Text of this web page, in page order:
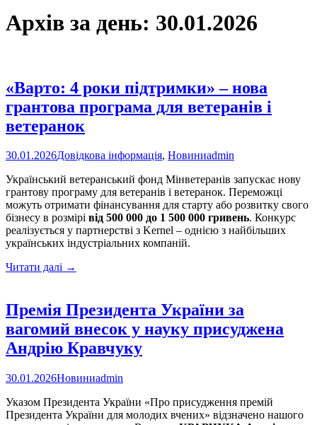
Архів за день: 30.01.2026
«Варто: 4 роки підтримки» – нова
грантова програма для ветеранів і
ветеранок
30.01.2026Довідкова інформація, Новиниadmin
Український ветеранський фонд Мінветеранів запускає нову
грантову програму для ветеранів і ветеранок. Переможці
можуть отримати фінансування для старту або розвитку свого
бізнесу в розмірі від 500 000 до 1 500 000 гривень. Конкурс
реалізується у партнерстві з Kernel – однією з найбільших
українських індустріальних компаній.
Читати далі «Варто:
підтримки»
–
нова
грантова
програма
ветеранів
ветеранок
→
Премія Президента України за
вагомий внесок у науку присуджена
Андрію Кравчуку
30.01.2026Новиниadmin
Указом Президента України «Про присудження премій
Президента України для молодих вчених» відзначено нашого